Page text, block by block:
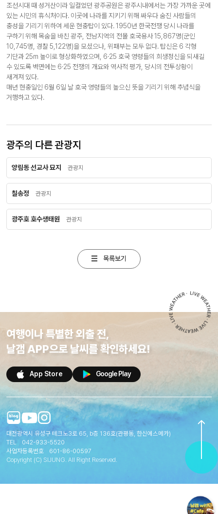
조선시대 때 성거산이라 일컬었던 광주공원은 광주시내에서는 가장 가까운 곳에
있는 시민의 휴식처이다. 이곳에 나라를 지키기 위해 싸우다 숨진 사람들의
충성을 기리기 위하여 세운 현충탑이 있다. 1950년 한국전쟁 당시 나라를
구하기 위해 목숨을 바친 광주, 전남지역의 전몰 호국용사 15,867명(군인
10,745명, 경찰 5,122명)을 모셨으나, 위패부는 모두 없다. 탑신은 6 각형
기단과 25m 높이로 형상화하였으며, 6·25 호국 영령들의 희생정신을 되새길
수 있도록 벽면에는 6·25 전쟁의 개요와 역사적 평가, 당시의 전투상황이
새겨져 있다.
매년 현충일인 6월 6일 날 호국 영령들의 높으신 뜻을 기리기 위해 추념식을
거행하고 있다.
광주의 다른 관광지
양림동 선교사 묘지 관광지
칠송정 관광지
광주호 호수생태원 관광지
목록보기
여행이나 특별한 외출 전,
날갬 APP으로 날씨를 확인하세요!
App Store Google Play
대전광역시 유성구 테크노3로 65, b층 136호(관평동, 한신에스메카)
TEL
042-933-5520
사업자등록번호
601-86-00597
Copyright (C) SIJUNG. All Right Reserved.